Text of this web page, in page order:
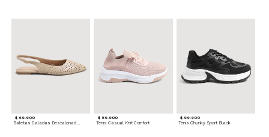
$ 69.900 $ 89.900
Tenis Casual Knit Comfort
$ 99.900
Tenis Chunky Sport Black